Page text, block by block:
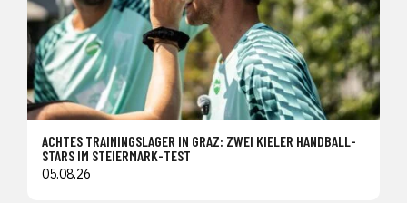
ACHTES TRAININGSLAGER IN GRAZ: ZWEI KIELER HANDBALL-
STARS IM STEIERMARK-TEST
05.08.26